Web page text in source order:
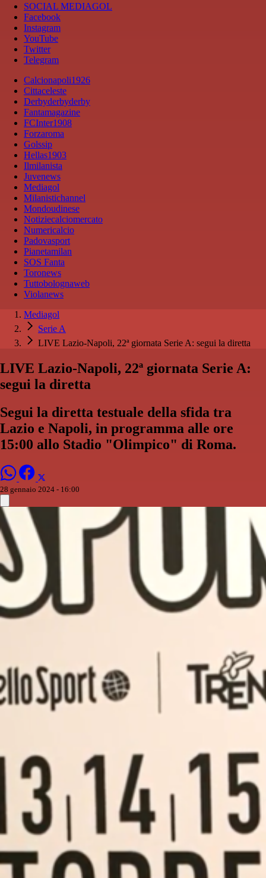
SOCIAL MEDIAGOL
Facebook
Instagram
YouTube
Twitter
Telegram
Calcionapoli1926
Cittaceleste
Derbyderbyderby
Fantamagazine
FCInter1908
Forzaroma
Golssip
Hellas1903
Ilmilanista
Juvenews
Mediagol
Milanistichannel
Mondoudinese
Notiziecalciomercato
Numericalcio
Padovasport
Pianetamilan
SOS Fanta
Toronews
Tuttobolognaweb
Violanews
Mediagol
Serie A
LIVE Lazio-Napoli, 22ª giornata Serie A: segui la diretta
LIVE Lazio-Napoli, 22ª giornata Serie A:
segui la diretta
Segui la diretta testuale della sfida tra
Lazio e Napoli, in programma alle ore
15:00 allo Stadio "Olimpico" di Roma.
28 gennaio 2024 - 16:00